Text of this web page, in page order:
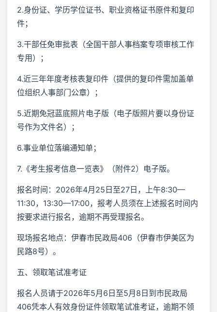
2.身份证、学历学位证书、职业资格证书原件和复印
件；
3.干部任免审批表（全国干部人事档案专项审核工作
专用）；
4.近三年年度考核表复印件（提供的复印件需加盖单
位组织人事部门公章）；
5.近期免冠蓝底照片电子版（电子版照片要以身份证
号作为文件名）；
6.事业单位落编通知单；
7.《考生报考信息一览表》（附件2）电子版。
报名时间：2026年4月25日至27日，上午8:30—
11:30，13:30—17:00，报考人员须在上述报名时间内
按要求进行报名，逾期不再受理报名。
现场报名地点：伊春市民政局406（伊春市伊美区为
民路8号）。
五、领取笔试准考证
报名人员请于2026年5月6日至5月8日到市民政局
406凭本人有效身份证件领取笔试准考证，逾期不领